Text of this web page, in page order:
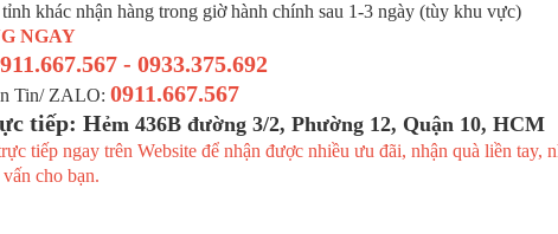
khác nhận hàng trong giờ hành chính sau 1-3 ngày (tùy khu vực)
NGAY
- 0933.375.692
Tin/ ZALO: 0911.667.567
tiếp: Hẻm 436B đường 3/2, Phường 12, Quận 10, HCM
tiếp ngay trên Website để nhận được nhiều ưu đãi, nhận quà liền tay,
cho bạn.